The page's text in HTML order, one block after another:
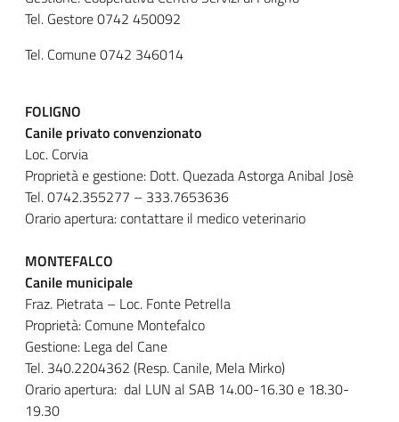
Tel. Gestore 0742 450092
Tel. Comune 0742 346014
FOLIGNO
Canile privato convenzionato
Loc. Corvia
Proprietà e gestione: Dott. Quezada Astorga Anibal Josè
Tel. 0742.355277 – 333.7653636
Orario apertura: contattare il medico veterinario
MONTEFALCO
Canile municipale
Fraz. Pietrata – Loc. Fonte Petrella
Proprietà: Comune Montefalco
Gestione: Lega del Cane
Tel. 340.2204362 (Resp. Canile, Mela Mirko)
Orario apertura: dal LUN al SAB 14.00-16.30 e 18.30-
19.30